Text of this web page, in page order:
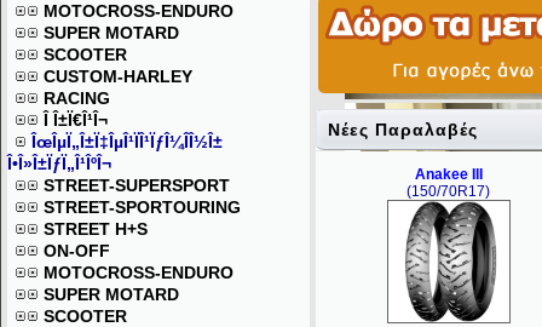
MOTOCROSS-ENDURO
SUPER MOTARD
SCOOTER
CUSTOM-HARLEY
RACING
Î Î±Ï€Î¹Î¬
ÎœÎµÏ„Î±Ï‡ÎµÎ¹ÏÎ¹ÏƒÎ¼Î­Î½Î±
Î•Î»Î±ÏƒÏ„Î¹ÎºÎ¬
STREET-SUPERSPORT
STREET-SPORTOURING
STREET H+S
ON-OFF
MOTOCROSS-ENDURO
SUPER MOTARD
SCOOTER
Νέες Παραλαβές
Anakee III
(150/70R17)